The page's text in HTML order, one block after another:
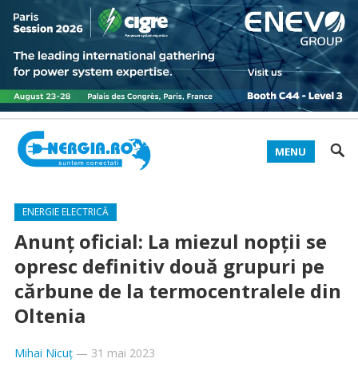
MENU
ENERGIE ELECTRICĂ
Anunț oficial: La miezul nopții se
opresc definitiv două grupuri pe
cărbune de la termocentralele din
Oltenia
Mihai Nicuț— 31 mai 2023